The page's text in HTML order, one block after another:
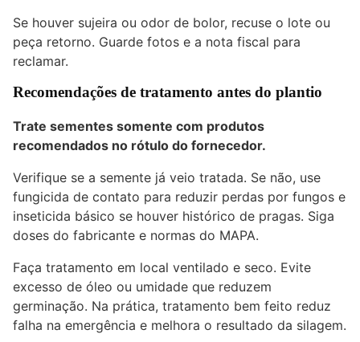
Se houver sujeira ou odor de bolor, recuse o lote ou
peça retorno. Guarde fotos e a nota fiscal para
reclamar.
Recomendações de tratamento antes do plantio
Trate sementes somente com produtos
recomendados no rótulo do fornecedor.
Verifique se a semente já veio tratada. Se não, use
fungicida de contato para reduzir perdas por fungos e
inseticida básico se houver histórico de pragas. Siga
doses do fabricante e normas do MAPA.
Faça tratamento em local ventilado e seco. Evite
excesso de óleo ou umidade que reduzem
germinação. Na prática, tratamento bem feito reduz
falha na emergência e melhora o resultado da silagem.